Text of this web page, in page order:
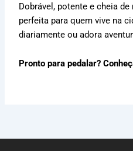
Dobrável, potente e cheia
perfeita para quem vive na
diariamente ou adora
Pronto para pedalar?